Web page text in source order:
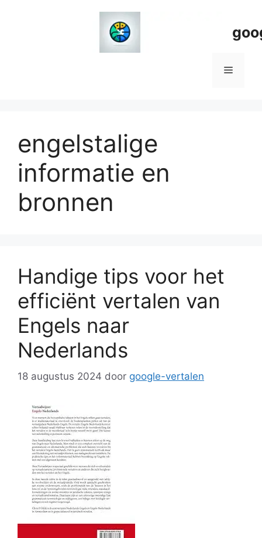
Menu
engelstalige
informatie en
bronnen
Handige tips voor het
efficiënt vertalen van
Engels naar
Nederlands
18 augustus 2024 door google-vertalen